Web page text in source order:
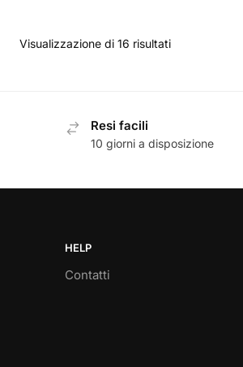
Visualizzazione di 16 risultati
Resi facili
10 giorni a disposizione
HELP
Contatti